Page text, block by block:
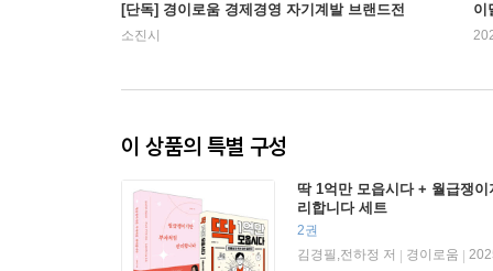
[단독] 경이로움 경제경영 자기계발 브랜드전
소진시
이
이 상품의 특별 구성
딱 1억만 모읍시다 + 월급쟁
리합니다 세트
2권
김경필,전하정 저
경이로움